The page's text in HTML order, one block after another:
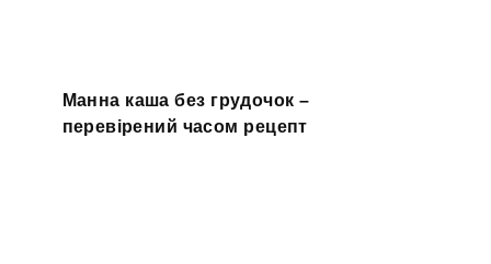
Манна каша без грудочок –
перевірений часом рецепт